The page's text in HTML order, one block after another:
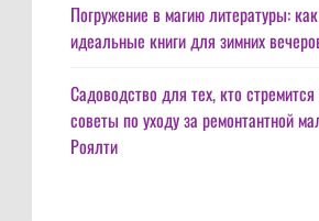
Погружение в магию литературы:
идеальные книги для зимних
Садоводство для тех, кто
советы по уходу за ремонтантной
Роялти